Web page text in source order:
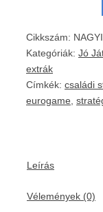
Cikkszám:
Kategóriák: Jó
extrák
Címkék: családi
eurogame
Leírás
Vélemények (0)